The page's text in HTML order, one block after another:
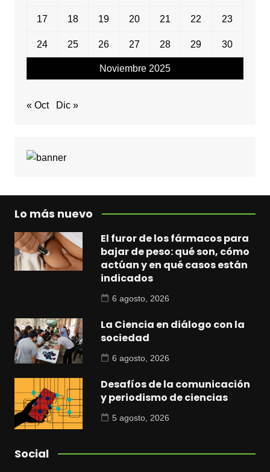
Noviembre 2025
17 18 19 20 21 22 23
24 25 26 27 28 29 30
« Oct Dic »
Lo más nuevo
El furor de los fármacos para
bajar de peso: qué son, cómo
actúan y en qué casos están
indicados
6 agosto, 2026
La Ciencia en diálogo con la
sociedad
6 agosto, 2026
Desafíos de la comunicación
y periodismo de ciencias
5 agosto, 2026
Social